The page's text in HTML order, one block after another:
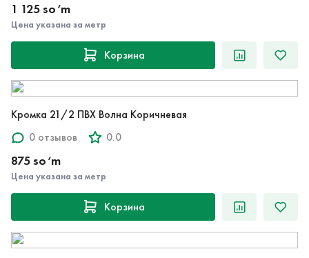
1 125 so‘m
Цена указана за метр
Корзина
Кромка 21/2 ПВХ Волна Коричневая
0 отзывов
0.0
875 so‘m
Цена указана за метр
Корзина